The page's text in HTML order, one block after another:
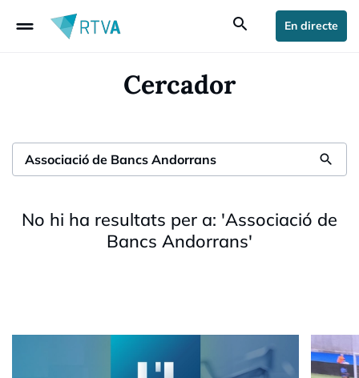
drag_handle search En directe
Cercador
search
No hi ha resultats per a: 'Associació de
Bancs Andorrans'